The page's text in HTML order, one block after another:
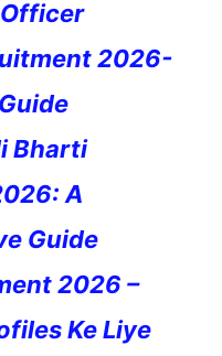
2026-
Bharti
A
Guide
2026 –
Ke Liye